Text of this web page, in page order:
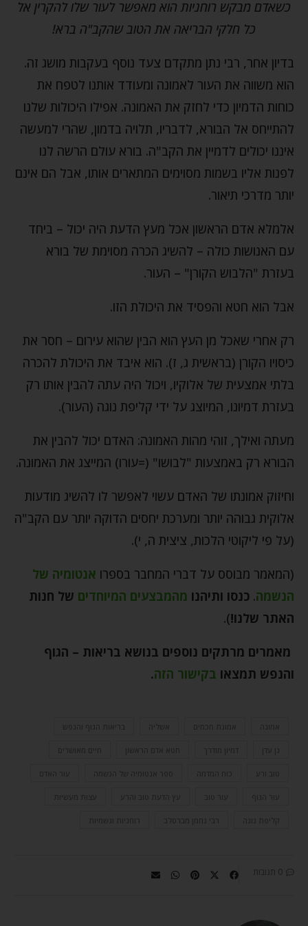
כשאדם מבקש רוחניות הוא מאפשר לעור שלו להקרין אל
כל חלקי הבריאה את הטוב שהקב"ה ברא!
בדיון אחר, רבי נתן מתקדם צעד נוסף בעקבות מושג זה.
הוא משווה את העור לאמונה ומעודד אותנו לטפח את
כוחות הדמיון כדי לחזק את האמונה. אפילו היכולות שלנו
להתייחס אל הבורא, לדבריו, תלויה בדמון, שהרי למעשה
איננו יכולים לדמיין את הקב"ה. בורא עולם הרשה לנו
לפנות אליו בשמות מסוימים המתארים אותו, אבל הם אינם
יותר מדרכי תיאור.
אלמלא אדם הראשון אכל מעץ הדעת היה יכול – ביחד
עם האנושות כולה – להשיג הכרה מסוימת של בורא
בעזרת "הלבוש הקורן" – העור.
אבל הוא חטא והפסיד את היכולת הזו.
רק אחרי שאכל מן העץ הוא הבין שהוא עירום – חסר את
כיסויו הקורן (בראשית ג, ז). הוא איבד את היכולת להכרה
בלתי אמצעית של אלוקיו, ויכול היה עתה להבין אותו רק
בעזרת דמיונו, המיוצג על ידי קליפת נוגה (העור).
מעתה ואילך, זוהי מהות האמונה: האדם יכול להבין את
הבורא רק באמצעות "לבושו" (=עורו) המייצג את האמונה.
וחיזוק אמונתו של האדם עשוי לאפשר לו להשיג מודעות
אלוקית גבוהה יותר ומערכת יחסים הדוקה יותר עם הקב"ה
(על פי ליקוטי הלכות, ציצית ה, י).
(המאמר מבוסס על דברי המחבר בספרו אנטומיה של
הנשמה. כנסו ותיהנו מהמבצעים המיוחדים של חנות
האתר שלנו!).
מאמרים מרתקים נוספים בנושא בריאות – הגוף
והנפש תמצאו בקישור הזה.
אמונה אמונת חכמים אשליה בריאות הגוף והנפש
דמיון מודרך חטא אדם הראשון חיים מאושרים
טוב ורע כוח המדמה ספר אנטומיה של הנשמה עור האדם
עור הגוף עור טוב עץ הדעת טוב והרע עצות מעשיות
קליפת נוגה רבי נחמן מברסלב רוחניות וגשמיות
0 תגובות